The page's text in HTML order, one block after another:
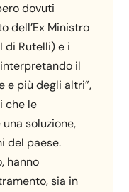
dovuti
dell’Ex Ministro
di Rutelli) e i
il
e più degli altri”,
che le
soluzione,
del paese.
hanno
sia in